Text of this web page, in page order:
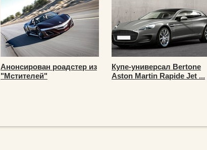
Анонсирован роадстер из
"Мстителей"
Купе-универсал Bertone
Aston Martin Rapide Jet ...